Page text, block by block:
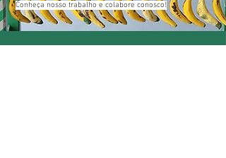
Conheça nosso trabalho e colabore conosco!